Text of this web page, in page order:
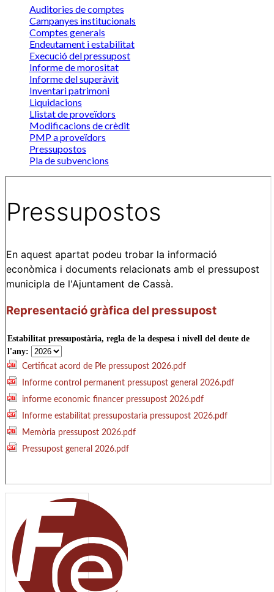
Auditories de comptes
Campanyes institucionals
Comptes generals
Endeutament i estabilitat
Execució del pressupost
Informe de morositat
Informe del superàvit
Inventari patrimoni
Liquidacions
Llistat de proveïdors
Modificacions de crèdit
PMP a proveïdors
Pressupostos
Pla de subvencions